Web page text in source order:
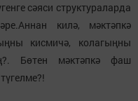
сәяси структураларда
килә, мәктәпкә
кисмичә, колагыңны
Бөтен мәктәпкә фаш